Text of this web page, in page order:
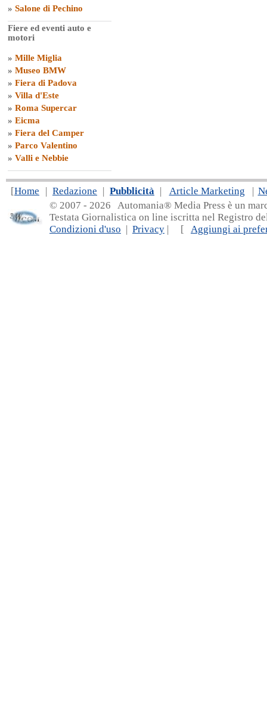
» Salone di Pechino
Fiere ed eventi auto e
motori
» Mille Miglia
» Museo BMW
» Fiera di Padova
» Villa d'Este
» Roma Supercar
» Eicma
» Fiera del Camper
» Parco Valentino
» Valli e Nebbie
[Home | Redazione | Pubblicità | Article Marketing |
© 2007 - 2026 Automania® Media Press è un
Testata Giornalistica on line iscritta nel Registro
Condizioni d'uso | Privacy | [ Aggiungi ai